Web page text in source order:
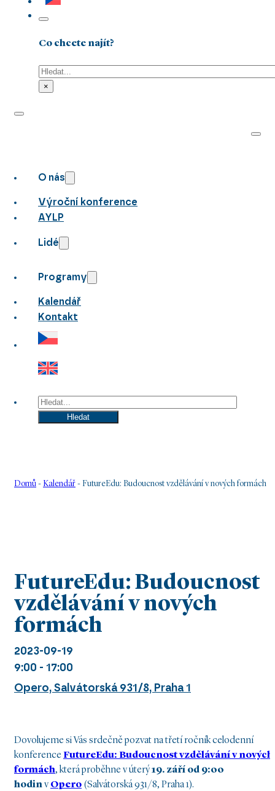
Co chcete najít?
Hledat
×
O nás
Výroční konference
AYLP
Lidé
Programy
Kalendář
Kontakt
Hledat
Hledat
Domů - Kalendář - FutureEdu: Budoucnost vzdělávání v nových formách
FutureEdu: Budoucnost
vzdělávání v nových
formách
2023-09-19
9:00 - 17:00
Opero, Salvátorská 931/8, Praha 1
Dovolujeme si Vás srdečně pozvat na třetí ročník celodenní
konferenceFutureEdu: Budoucnost vzdělávání v nových
formách, která proběhne v úterý19. září od 9:00
hodinvOpero (Salvátorská 931/8, Praha 1).